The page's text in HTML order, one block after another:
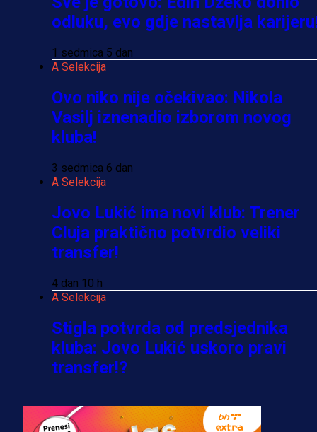
odluku, evo gdje nastavlja
1 sedmica 5 dan
A Selekcija
Ovo niko nije očekivao: Nikola
Vasilj iznenadio izborom novog
kluba!
3 sedmica 6 dan
A Selekcija
Jovo Lukić ima novi klub: Trener
Cluja praktično potvrdio veliki
transfer!
4 dan 10 h
A Selekcija
Stigla potvrda od predsjednika
kluba: Jovo Lukić uskoro pravi
transfer!?
A Selekcija